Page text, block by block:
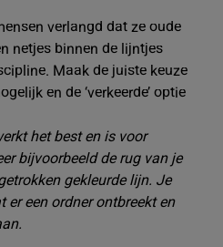
verlangd dat ze oude
netjes binnen de lijntjes
Maak de juiste keuze
en de ‘verkeerde’ optie
het best en is voor
bijvoorbeeld de rug van je
gekleurde lijn. Je
er een ordner ontbreekt en